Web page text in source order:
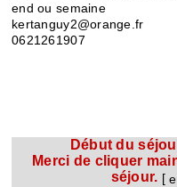
end ou semaine
kertanguy2@orange.fr
0621261907
Début du
Merci de cliquer
séjour. [